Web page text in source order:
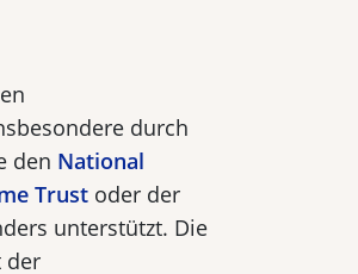
durch
den National
Trust oder der
unterstützt. Die
der